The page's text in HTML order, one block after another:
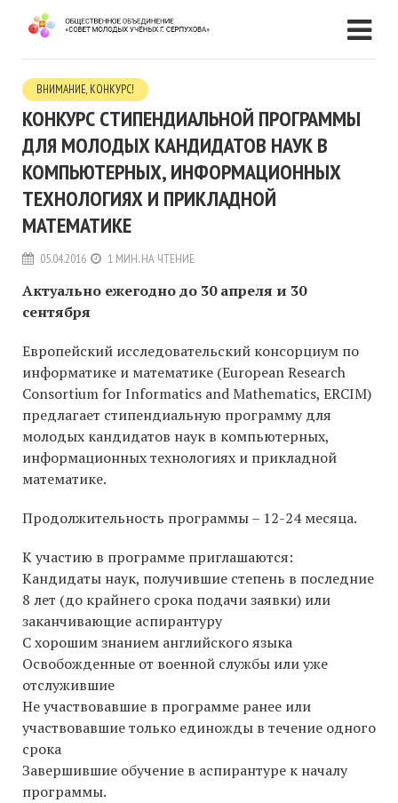
ВНИМАНИЕ, КОНКУРС!
КОНКУРС СТИПЕНДИАЛЬНОЙ ПРОГРАММЫ
ДЛЯ МОЛОДЫХ КАНДИДАТОВ НАУК В
КОМПЬЮТЕРНЫХ, ИНФОРМАЦИОННЫХ
ТЕХНОЛОГИЯХ И ПРИКЛАДНОЙ
МАТЕМАТИКЕ
05.04.2016 1 МИН. НА ЧТЕНИЕ
Актуально ежегодно до 30 апреля и 30
сентября
Европейский исследовательский консорциум по
информатике и математике (European Research
Consortium for Informatics and Mathematics, ERCIM)
предлагает стипендиальную программу для
молодых кандидатов наук в компьютерных,
информационных технологиях и прикладной
математике.
Продолжительность программы – 12-24 месяца.
К участию в программе приглашаются:
Кандидаты наук, получившие степень в последние
8 лет (до крайнего срока подачи заявки) или
заканчивающие аспирантуру
С хорошим знанием английского языка
Освобожденные от военной службы или уже
отслужившие
Не участвовавшие в программе ранее или
участвовавшие только единожды в течение одного
срока
Завершившие обучение в аспирантуре к началу
программы.